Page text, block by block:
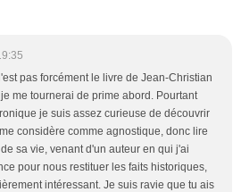
pas forcément le livre de Jean-Christian
me tournerai de prime abord. Pourtant
je suis assez curieuse de découvrir
considère comme agnostique, donc lire
sa vie, venant d'un auteur en qui j'ai
pour nous restituer les faits historiques,
intéressant. Je suis ravie que tu ais